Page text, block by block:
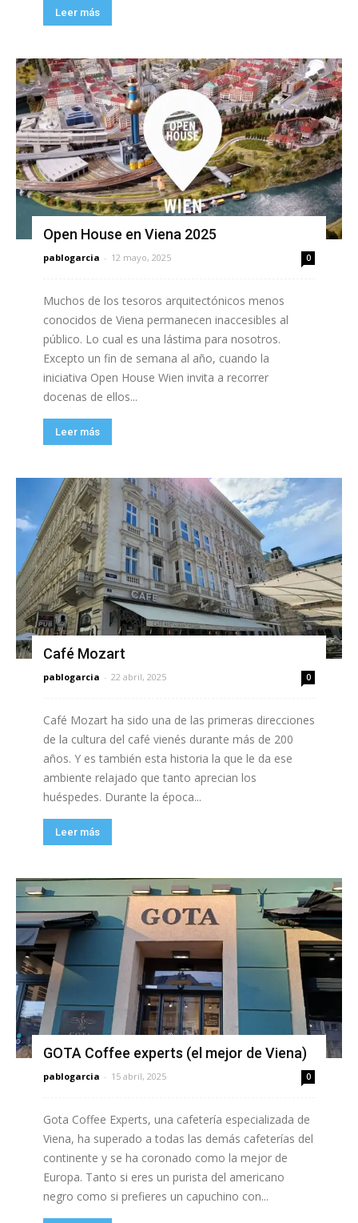
Leer más
Open House en Viena 2025
pablogarcia - 12 mayo, 2025 0
Muchos de los tesoros arquitectónicos menos
conocidos de Viena permanecen inaccesibles al
público. Lo cual es una lástima para nosotros.
Excepto un fin de semana al año, cuando la
iniciativa Open House Wien invita a recorrer
docenas de ellos...
Leer más
Café Mozart
pablogarcia - 22 abril, 2025 0
Café Mozart ha sido una de las primeras direcciones
de la cultura del café vienés durante más de 200
años. Y es también esta historia la que le da ese
ambiente relajado que tanto aprecian los
huéspedes. Durante la época...
Leer más
GOTA Coffee experts (el mejor de Viena)
pablogarcia - 15 abril, 2025 0
Gota Coffee Experts, una cafetería especializada de
Viena, ha superado a todas las demás cafeterías del
continente y se ha coronado como la mejor de
Europa. Tanto si eres un purista del americano
negro como si prefieres un capuchino con...